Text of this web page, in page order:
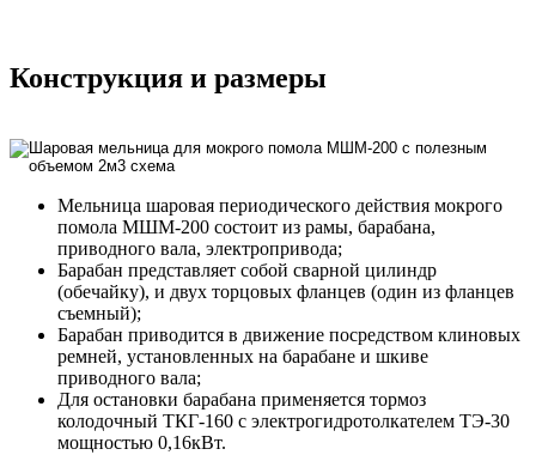
Конструкция и размеры
Мельница шаровая периодического действия мокрого
помола МШМ-200 состоит из рамы, барабана,
приводного вала, электропривода;
Барабан представляет собой сварной цилиндр
(обечайку), и двух торцовых фланцев (один из фланцев
съемный);
Барабан приводится в движение посредством клиновых
ремней, установленных на барабане и шкиве
приводного вала;
Для остановки барабана применяется тормоз
колодочный ТКГ-160 с электрогидротолкателем ТЭ-30
мощностью 0,16кВт.